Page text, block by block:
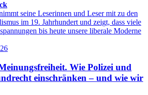
seine Leserinnen und Leser mit zu den
im 19. Jahrhundert und zeigt, dass viele
bis heute unsere liberale Moderne
Wie Polizei und
einschränken – und wie wir